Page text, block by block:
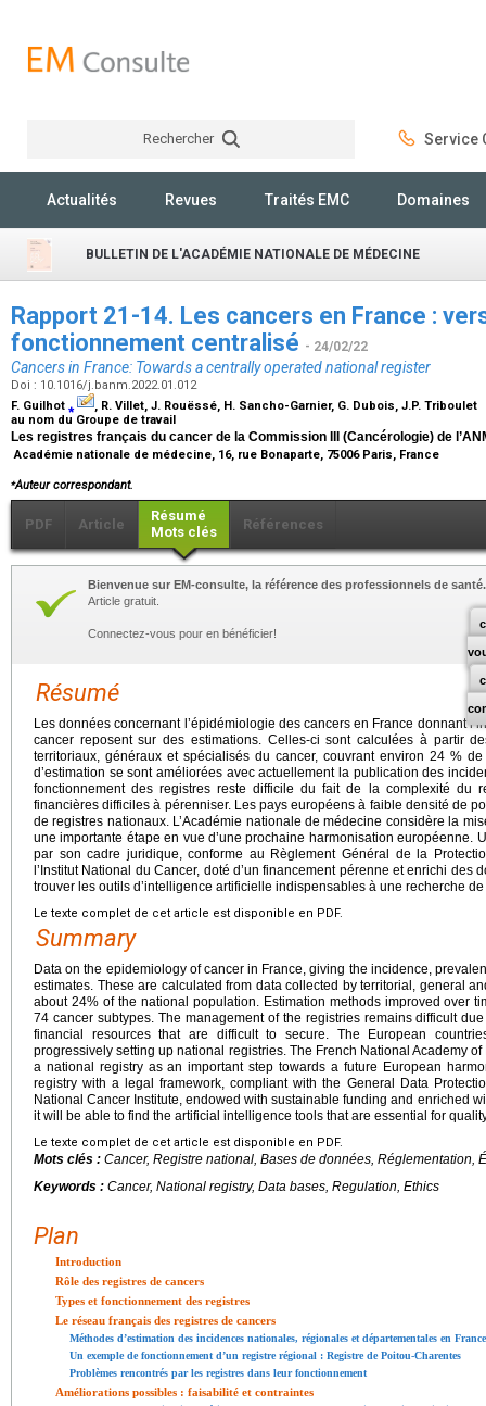
Rechercher Service
Actualités Revues Traités EMC Domaines
BULLETIN DE L'ACADÉMIE NATIONALE DE MÉDECINE
Rapport 21-14. Les cancers en France :
fonctionnement centralisé - 24/02/22
Cancers in France: Towards a centrally operated national register
Doi : 10.1016/j.banm.2022.01.012
F. Guilhot ⁎
, R. Villet, J. Rouëssé, H. Sancho-Garnier, G. Dubois, J.P. Triboulet
au nom du Groupe de travail
Les registres français du cancer de la Commission III (Cancérologie) de
Académie nationale de médecine, 16, rue Bonaparte, 75006 Paris, France
⁎Auteur correspondant.
PDF Article
Résumé
Mots clés
Références
Bienvenue sur EM-consulte, la référence des professionnels de santé.
Article gratuit.
Connectez-vous pour en bénéficier!
Résumé
Les données concernant l’épidémiologie des cancers en France donnant
cancer reposent sur des estimations. Celles-ci sont calculées à partir
territoriaux, généraux et spécialisés du cancer, couvrant environ 24 %
d’estimation se sont améliorées avec actuellement la publication des
fonctionnement des registres reste difficile du fait de la complexité du
financières difficiles à pérenniser. Les pays européens à faible densité de
de registres nationaux. L’Académie nationale de médecine considère la
une importante étape en vue d’une prochaine harmonisation européenne.
par son cadre juridique, conforme au Règlement Général de la
l’Institut National du Cancer, doté d’un financement pérenne et enrichi des
trouver les outils d’intelligence artificielle indispensables à une recherche
Le texte complet de cet article est disponible en PDF.
Summary
Data on the epidemiology of cancer in France, giving the incidence,
estimates. These are calculated from data collected by territorial, general
about 24% of the national population. Estimation methods improved over
74 cancer subtypes. The management of the registries remains difficult
financial resources that are difficult to secure. The European
progressively setting up national registries. The French National Academy
a national registry as an important step towards a future European
registry with a legal framework, compliant with the General Data
National Cancer Institute, endowed with sustainable funding and enriched
it will be able to find the artificial intelligence tools that are essential for
Le texte complet de cet article est disponible en PDF.
Mots clés : Cancer, Registre national, Bases de données, Réglementation,
Keywords : Cancer, National registry, Data bases, Regulation, Ethics
Plan
Introduction
Rôle des registres de cancers
Types et fonctionnement des registres
Le réseau français des registres de cancers
Méthodes d’estimation des incidences nationales, régionales et départementales en France
Un exemple de fonctionnement d’un registre régional : Registre de Poitou-Charentes
Problèmes rencontrés par les registres dans leur fonctionnement
Améliorations possibles : faisabilité et contraintes